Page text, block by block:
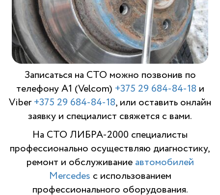
Записаться на СТО можно позвонив по
телефону A1 (Velcom) +375 29 684-84-18 и
Viber+375 29 684-84-18, или оставить онлайн
заявку и специалист свяжется с вами.
На СТО ЛИБРА-2000 специалисты
профессионально осуществляю диагностику,
ремонт и обслуживание автомобилей
Mercedes с использованием
профессионального оборудования.